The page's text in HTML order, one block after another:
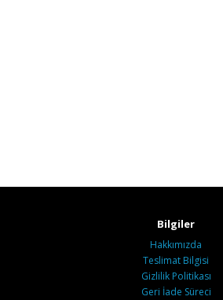
Bilgiler
Hakkımızda
Teslimat Bilgisi
Gizlilik Politikası
Geri İade Süreci